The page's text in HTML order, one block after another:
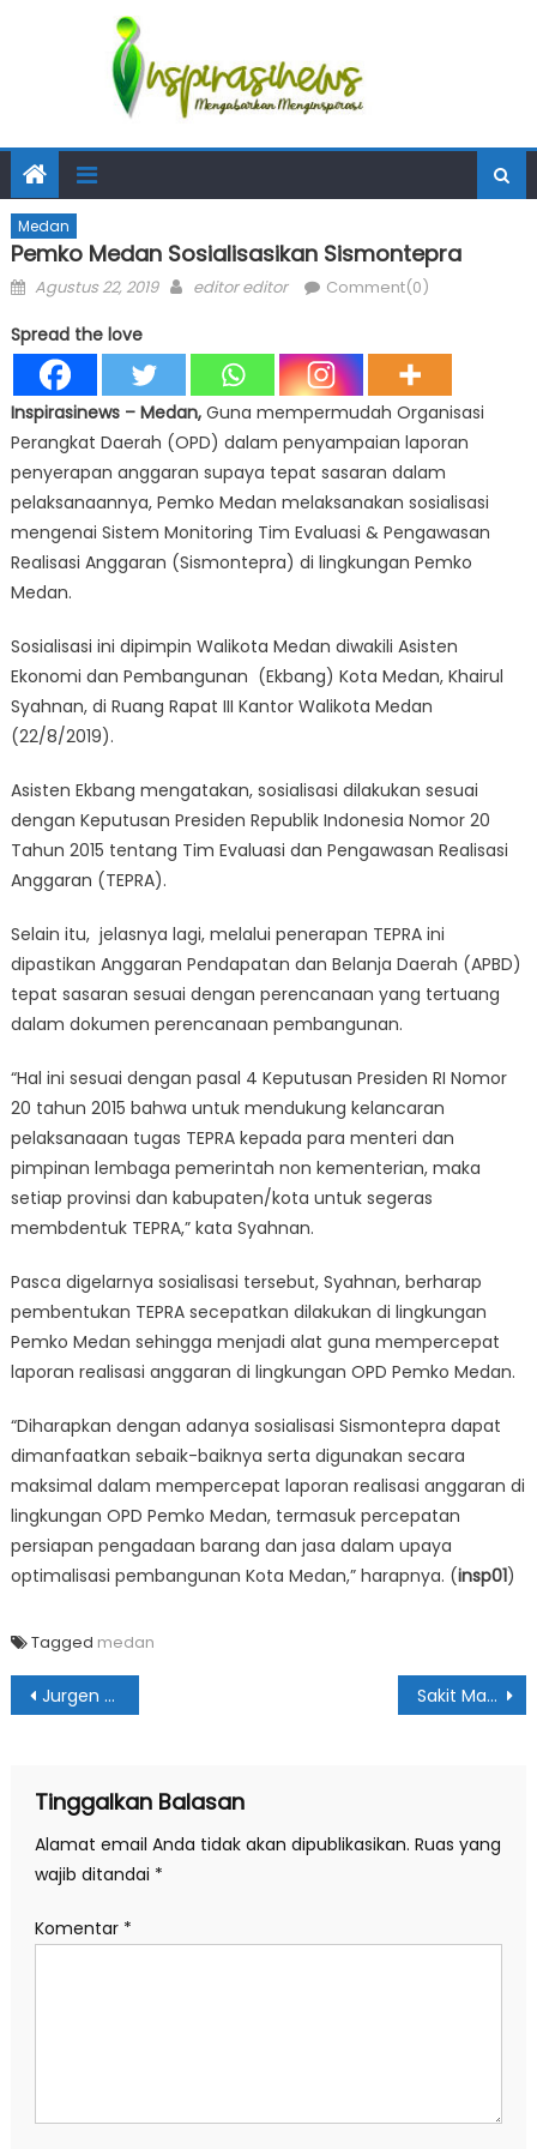
Medan
Pemko Medan Sosialisasikan Sismontepra
Posted
Agustus 22, 2019 Author
editor editor Comment(0)
Spread the love
Inspirasinews– Medan,Guna mempermudah Organisasi
Perangkat Daerah (OPD) dalam penyampaian laporan
penyerapan anggaran supaya tepat sasaran dalam
pelaksanaannya, Pemko Medan melaksanakan sosialisasi
mengenai Sistem Monitoring Tim Evaluasi & Pengawasan
Realisasi Anggaran (Sismontepra) di lingkungan Pemko
Medan.
Sosialisasi ini dipimpin Walikota Medan diwakili Asisten
Ekonomi dan Pembangunan (Ekbang) Kota Medan, Khairul
Syahnan, di Ruang Rapat III Kantor Walikota Medan
(22/8/2019).
Asisten Ekbang mengatakan, sosialisasi dilakukan sesuai
dengan Keputusan Presiden Republik Indonesia Nomor 20
Tahun 2015 tentang Tim Evaluasi dan Pengawasan Realisasi
Anggaran (TEPRA).
Selain itu, jelasnya lagi, melalui penerapan TEPRA ini
dipastikan Anggaran Pendapatan dan Belanja Daerah (APBD)
tepat sasaran sesuai dengan perencanaan yang tertuang
dalam dokumen perencanaan pembangunan.
“Hal ini sesuai dengan pasal 4 Keputusan Presiden RI Nomor
20 tahun 2015 bahwa untuk mendukung kelancaran
pelaksanaaan tugas TEPRA kepada para menteri dan
pimpinan lembaga pemerintah non kementerian, maka
setiap provinsi dan kabupaten/kota untuk segeras
membdentuk TEPRA,” kata Syahnan.
Pasca digelarnya sosialisasi tersebut, Syahnan, berharap
pembentukan TEPRA secepatkan dilakukan di lingkungan
Pemko Medan sehingga menjadi alat guna mempercepat
laporan realisasi anggaran di lingkungan OPD Pemko Medan.
“Diharapkan dengan adanya sosialisasi Sismontepra dapat
dimanfaatkan sebaik-baiknya serta digunakan secara
maksimal dalam mempercepat laporan realisasi anggaran di
lingkungan OPD Pemko Medan, termasuk percepatan
persiapan pengadaan barang dan jasa dalam upaya
optimalisasi pembangunan Kota Medan,” harapnya. (insp01)
Tagged medan
Navigasi
Jurgen Klopp Ngaku Ingin Latih Timnas Jerman Sakit Maag & Tukak Lambung, Apa Bedanya?
Tinggalkan Balasan
Alamat email Anda tidak akan dipublikasikan. Ruas yang
wajib ditandai *
Komentar *